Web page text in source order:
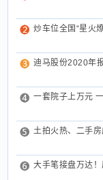
炒车位全国“星火
迪马股份2020年
一套院子上万元
土拍火热、二手
大手笔接盘万达